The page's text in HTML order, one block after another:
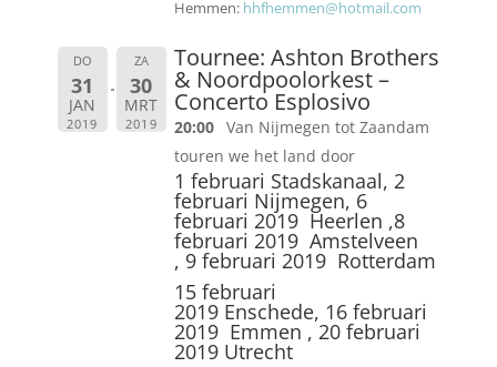
Hemmen: hhfhemmen@hotmail.com
DO
31
JAN
2019
ZA
30
MRT
2019
Tournee: Ashton Brothers
& Noordpoolorkest –
Concerto Esplosivo
20:00 Van Nijmegen tot Zaandam
touren we het land door
1 februari Stadskanaal, 2
februari Nijmegen, 6
februari 2019 Heerlen ,8
februari 2019Amstelveen
, 9 februari 2019 Rotterdam
15 februari
2019Enschede, 16 februari
2019 Emmen , 20 februari
2019Utrecht